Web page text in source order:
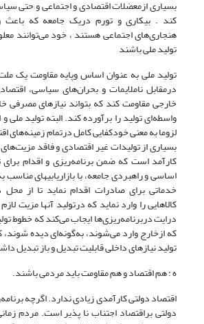
بسیاری ازمعضلات اقتصادی و اجتماعی و حتی
کند . بیکاری و تورم دریک جامعه که باعث
هنجاری‌های اجتماعی هستند ، خود می‌توانند
تولید ملی باشند
تولید ملی به عنوان اساس وپایه مقاومت یک
درمقابل ناملایمات و بحران‌های سیاسی،
خارجی مقاومت کند که بتواند نیازهای مصرفی
واسطه‌ای تولید را برآورده کند. البته تولید
لزوما به معنی خودکفایی کامل درتمام
بسیاری از تولیدات غیر اقتصادی و فاقد
کارآمد است که ضمن برنامه‌ریزی و اقدام برای
اساسی و راهبردی جامعه، با بازاریابی­های مناسب
خدماتی برای صادرات اقدام نماید تا از محل
کالاهایی را وارد نماید که درتولید آنها مزیت
درایت دربرنامه‌ریزی‌ها ایجاب می‌کند که خطوط
که ازخارج وارد می‌شوند، به‌گونه‌ای دیده شوند،
تولید نیازهای داخلی قابلیت تبدیل و باز تبدیل
ه : هم اقتصاد و هم مقاومت باید مردمی باشند.
اقتصاد دولتی کارآمدی زیادی ندارد. اگرچه
دولتی براقتصاد اجتناب نا پذیر است. مردم